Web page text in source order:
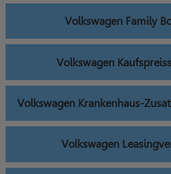
Volkswagen Family
Volkswagen
Volkswagen Krankenhaus-
Volkswagen